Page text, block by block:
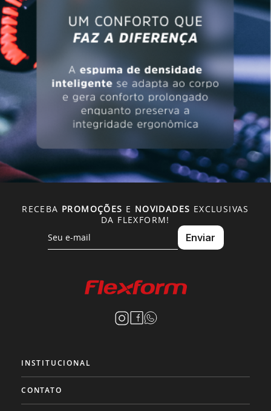
RECEBA PROMOÇÕES E NOVIDADES EXCLUSIVAS
DA FLEXFORM!
INSTITUCIONAL
CONTATO